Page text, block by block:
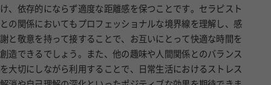
け、依存的にならず適度な距離感を保つことです。セラピスト
との関係においてもプロフェッショナルな境界線を理解し、感
謝と敬意を持って接することで、お互いにとって快適な時間を
創造できるでしょう。また、他の趣味や人間関係とのバランス
を大切にしながら利用することで、日常生活におけるストレス